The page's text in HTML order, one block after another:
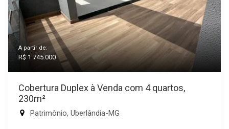
A partir de:
R$ 1.745.000
Cobertura Duplex à Venda com 4 quartos,
230m²
Patrimônio, Uberlândia-MG